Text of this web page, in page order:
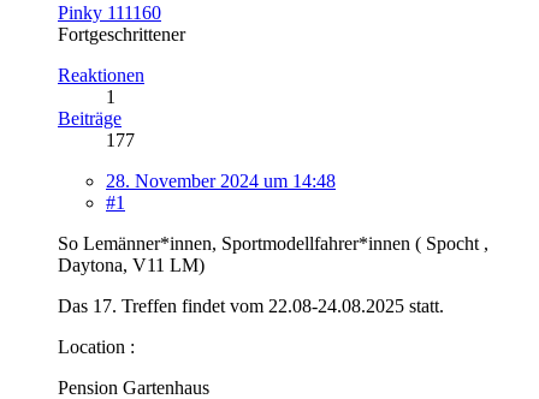
Pinky 111160
Fortgeschrittener
Reaktionen
1
Beiträge
177
28. November 2024 um 14:48
#1
So Lemänner*innen, Sportmodellfahrer*innen ( Spocht ,
Daytona, V11 LM)
Das 17. Treffen findet vom 22.08-24.08.2025 statt.
Location :
Pension Gartenhaus